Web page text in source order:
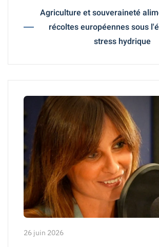
Agriculture et souveraineté
récoltes européennes sous
stress hydrique
26 juin 2026